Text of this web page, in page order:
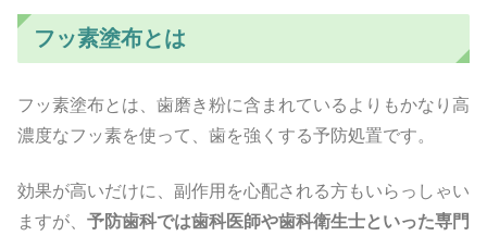
フッ素塗布とは
フッ素塗布とは、歯磨き粉に含まれているよりもかなり高
濃度なフッ素を使って、歯を強くする予防処置です。
効果が高いだけに、副作用を心配される方もいらっしゃい
ますが、 予防歯科では歯科医師や歯科衛生士といった専門